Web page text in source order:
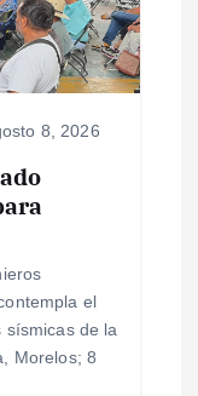
8, 2026
el
sísmicas de la
Morelos; 8